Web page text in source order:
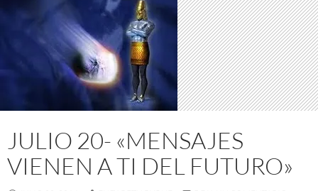
JULIO 20- «MENSAJES
VIENEN A TI DEL FUTURO»